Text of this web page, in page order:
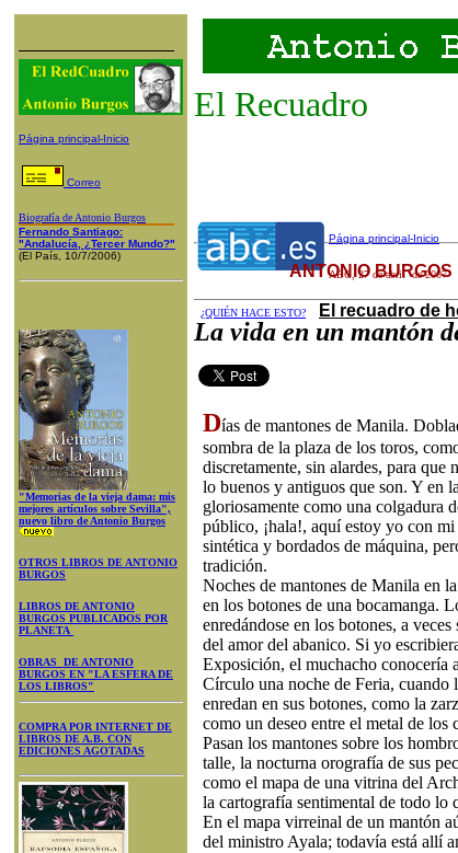
Página principal-Inicio
Correo
Biografía de Antonio Burgos
Fernando Santiago:
"Andalucía, ¿Tercer Mundo?"
(El País, 10/7/2006)
"Memorias de la vieja dama: mis
mejores artículos sobre Sevilla",
nuevo libro de Antonio Burgos
OTROS LIBROS DE ANTONIO
BURGOS
LIBROS DE ANTONIO
BURGOS PUBLICADOS POR
PLANETA
OBRAS DE ANTONIO
BURGOS EN "LA ESFERA DE
LOS LIBROS"
COMPRA POR INTERNET DE
LIBROS DE A.B. CON
EDICIONES AGOTADAS
El Recuadro
Página principal-Inicio
ABC 27deabrilde 2007
¿QUIÉN HACE ESTO? El recuadro de
ANTONIO
La vida en un mantón
Días de mantones de Manila.
sombra de la plaza de los toros,
discretamente, sin alardes, para que
lo buenos y antiguos que son. Y en
gloriosamente como una colgadura
público, ¡hala!, aquí estoy yo con
sintética y bordados de máquina,
tradición.
Noches de mantones de Manila en
en los botones de una bocamanga.
enredándose en los botones, a
del amor del abanico. Si yo
Exposición, el muchacho conocería
Círculo una noche de Feria, cuando
enredan en sus botones, como la
como un deseo entre el metal de los
Pasan los mantones sobre los
talle, la nocturna orografía de sus
como el mapa de una vitrina del
la cartografía sentimental de todo lo
En el mapa virreinal de un mantón
del ministro Ayala; todavía está allí